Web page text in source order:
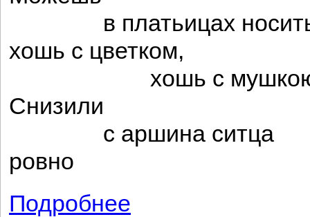
в платьицах
хошь с цветком,
хошь с
Снизили
с аршина ситца
ровно
Подробнее